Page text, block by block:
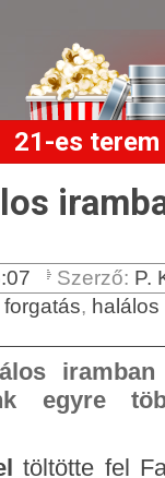
21-es terem
Szerző: P.
forgatás,
iramban
egyre
töltötte fel